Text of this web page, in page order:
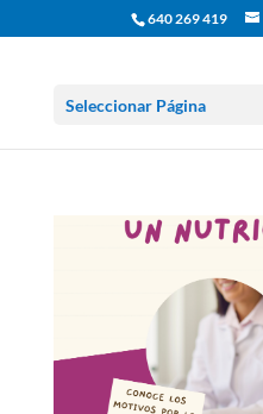
640 269 419
Seleccionar Página